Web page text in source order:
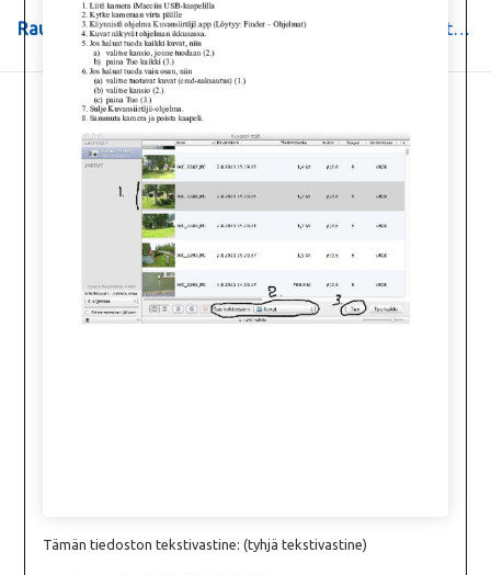
Rautavaaran yhtenäiskoulu ja lukio> Ohjeita> kuvansiirtäjä.pdf
Tämän tiedoston tekstivastine: (tyhjä tekstivastine)